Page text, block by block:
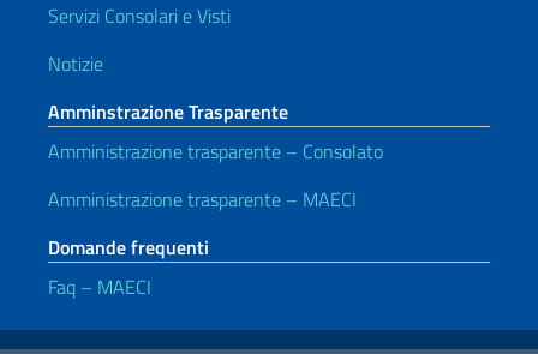
Servizi Consolari e Visti
Notizie
Amminstrazione Trasparente
Amministrazione trasparente – Consolato
Amministrazione trasparente – MAECI
Domande frequenti
Faq – MAECI